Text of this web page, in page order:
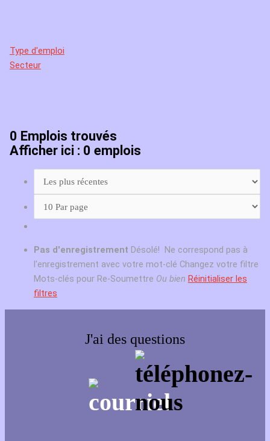
Type d'emploi
Secteur
0 Emplois trouvés
Afficher ici : 0 emplois
Pas d'enregistrement Désolé! Ne correspond pas à
l'enregistrement avec votre mot-clé Changez votre filtre
Mots-clés pour Re-Soumettre Ou bien Réinitialiser les
filtres
J'ai des questions